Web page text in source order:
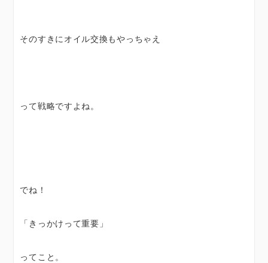
そのすきにオイル交換もやっちゃえ
って戦略ですよね。
でね！
「きっかけって重要」
ってこと。